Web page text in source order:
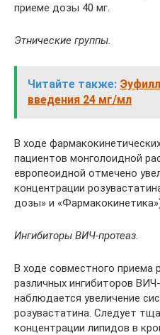
приеме дозы 40 мг.
Этнические группы.
Читайте также:
введения 24 мг/мл
В ходе
пациентов монголоидной
европеоидной отмечено
концентрации
дозы» и
Ингибиторы ВИЧ-протеаз.
В ходе совместного приема
различных ингибиторов
наблюдается увеличение
розувастатина. Следует
концентрации липидов в